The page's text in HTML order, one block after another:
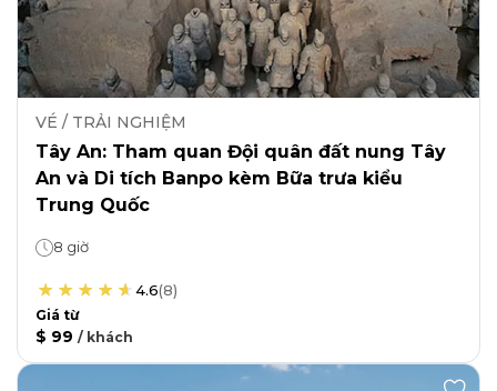
VÉ / TRẢI NGHIỆM
Tây An: Tham quan Đội quân đất nung Tây
An và Di tích Banpo kèm Bữa trưa kiểu
Trung Quốc
8 giờ
4.6(8)
Giá từ
$ 99 / khách